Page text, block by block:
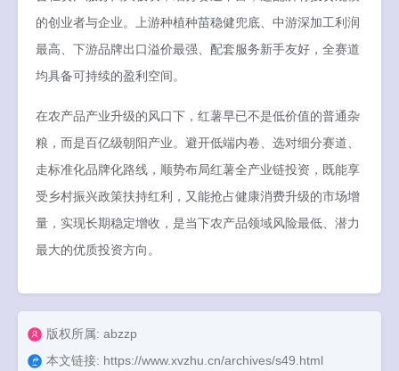
的创业者与企业。上游种植种苗稳健兜底、中游深加工利润
最高、下游品牌出口溢价最强、配套服务新手友好，全赛道
均具备可持续的盈利空间。
在农产品产业升级的风口下，红薯早已不是低价值的普通杂
粮，而是百亿级朝阳产业。避开低端内卷、选对细分赛道、
走标准化品牌化路线，顺势布局红薯全产业链投资，既能享
受乡村振兴政策扶持红利，又能抢占健康消费升级的市场增
量，实现长期稳定增收，是当下农产品领域风险最低、潜力
最大的优质投资方向。
版权所属: abzzp
本文链接: https://www.xvzhu.cn/archives/s49.html